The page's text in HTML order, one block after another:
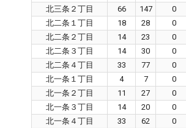
北三条２丁目
66 147 0
北二条１丁目
18 28 0
北二条２丁目
14 23 0
北二条３丁目
14 30 0
北二条４丁目
33 77 0
北一条１丁目
4 7 0
北一条２丁目
11 27 0
北一条３丁目
14 20 0
北一条４丁目
33 62 0